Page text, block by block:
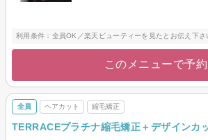
利用条件：全員OK／楽天ビューティーを見たとお伝え下さ
このメニューで予約
全員 ヘアカット 縮毛矯正
TERRACEプラチナ縮毛矯正＋デザインカ